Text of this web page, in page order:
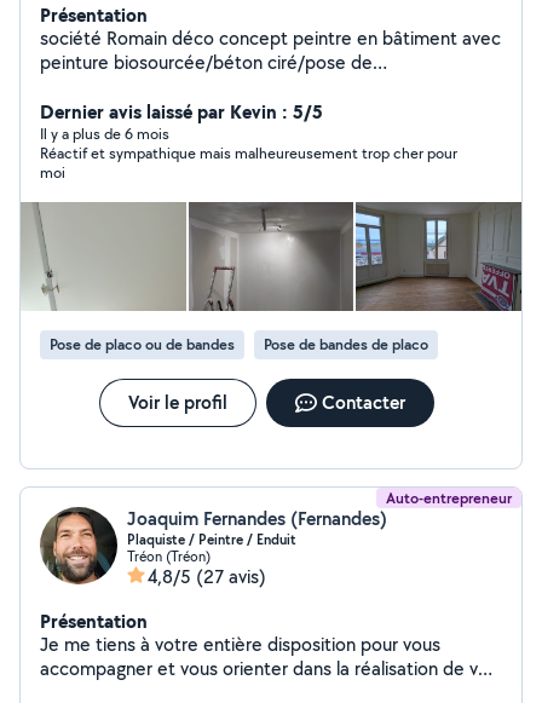
Présentation
société Romain déco concept peintre en bâtiment avec
peinture biosourcée/béton ciré/pose de
Dernier avis laissé par Kevin : 5/5
Il y a plus de 6 mois
Réactif et sympathique mais malheureusement trop cher pour
moi
Pose de placo ou de bandes Pose de bandes de placo
Voir le profil Contacter
Auto-entrepreneur
Joaquim Fernandes (Fernandes)
Plaquiste / Peintre / Enduit
Tréon (Tréon)
4,8/5 (27 avis)
Présentation
Je me tiens à votre entière disposition pour vous
accompagner et vous orienter dans la réalisation de vos